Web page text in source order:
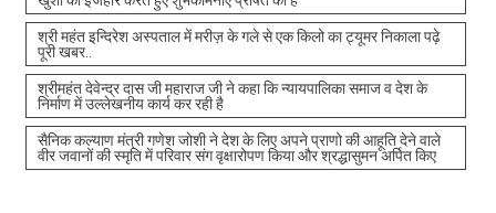
श्री महंत इन्दिरेश अस्पताल में मरीज़ के गले से एक किलो का ट्यूमर निकाला पढ़े
पूरी खबर..
श्रीमहंत देवेन्द्र दास जी महाराज जी ने कहा कि न्यायपालिका समाज व देश के
निर्माण में उल्लेखनीय कार्य कर रही है
सैनिक कल्याण मंत्री गणेश जोशी ने देश के लिए अपने प्राणो की आहूति देने वाले
वीर जवानों की स्मृति में परिवार संग वृक्षारोपण किया और श्रद्धासुमन अर्पित किए